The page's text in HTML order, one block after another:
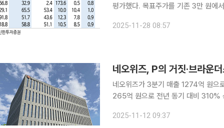
평가했다. 목표주가를 기존 3만 원에
으로 컨센서스를 상회했다”며 “6월부
2025-11-28 08:57
네오위즈가 3분기 매출 1274억 원으
265억 원으로 전년 동기 대비 310%
2025-11-12 09:37